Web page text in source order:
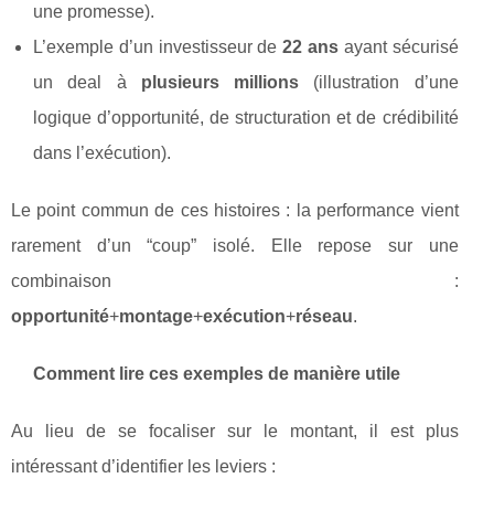
une promesse).
L’exemple d’un investisseur de22 ans ayant sécurisé
un deal à plusieurs millions (illustration d’une
logique d’opportunité, de structuration et de crédibilité
dans l’exécution).
Le point commun de ces histoires : la performance vient
rarement d’un “coup” isolé. Elle repose sur une
combinaison :
opportunité+montage+exécution+réseau.
Comment lire ces exemples de manière utile
Au lieu de se focaliser sur le montant, il est plus
intéressant d’identifier les leviers :